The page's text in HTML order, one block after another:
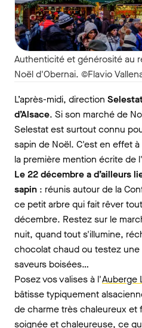
Authenticité et générosité au
Noël d'Obernai. ©Flavio
L’après-midi, direction
d’Alsace. Si son marché de
Selestat est surtout connu
sapin de Noël. C'est en effet
la première mention écrite de
Le 22 décembre a d’ailleurs
sapin : réunis autour de la
ce petit arbre qui fait rêver
décembre. Restez sur le
nuit, quand tout s'illumine,
chocolat chaud ou testez une
saveurs boisées…
Posez vos valises à l'Auberge
bâtisse typiquement
de charme très chaleureux et
soignée et chaleureuse, ce